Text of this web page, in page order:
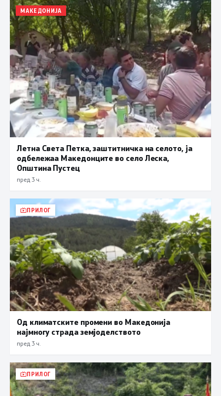
МАКЕДОНИЈА
Летна Света Петка, заштитничка на селото, ја
одбележаа Македонците во село Леска,
Општина Пустец
пред 3 ч.
ПРИЛОГ
Од климатските промени во Македонија
најмногу страда земјоделството
пред 3 ч.
ПРИЛОГ